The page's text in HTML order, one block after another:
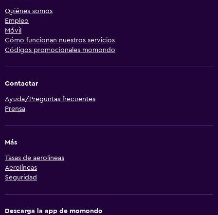
Quiénes somos
Empleo
Móvil
Cómo funcionan nuestros servicios
Códigos promocionales momondo
Contactar
Ayuda/Preguntas frecuentes
Prensa
Más
Tasas de aerolíneas
Aerolíneas
Seguridad
Descarga la app de momondo